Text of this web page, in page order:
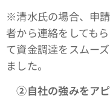
※清水氏の場合、申
者から連絡をしても
て資金調達をスムー
ました。
➁自社の強みをア